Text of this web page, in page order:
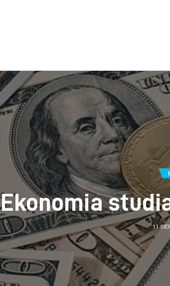
Ekonomia
11